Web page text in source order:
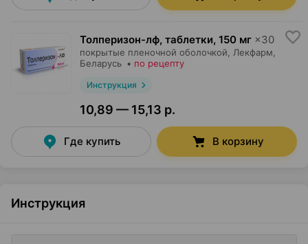
Толперизон-лф, таблетки, 150 мг ×30
покрытые пленочной оболочкой, Лекфарм,
Беларусь • по рецепту
Инструкция
10,89 — 15,13 р.
Где купить В корзину
Инструкция